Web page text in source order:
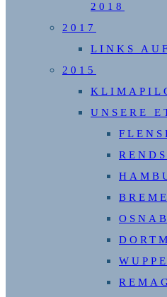
2018
2017
LINKS
2015
UNSERE